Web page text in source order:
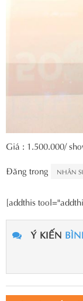
Giá : 1.500.000/
Đăng trong
NHÂN
[addthis
Ý KIẾN